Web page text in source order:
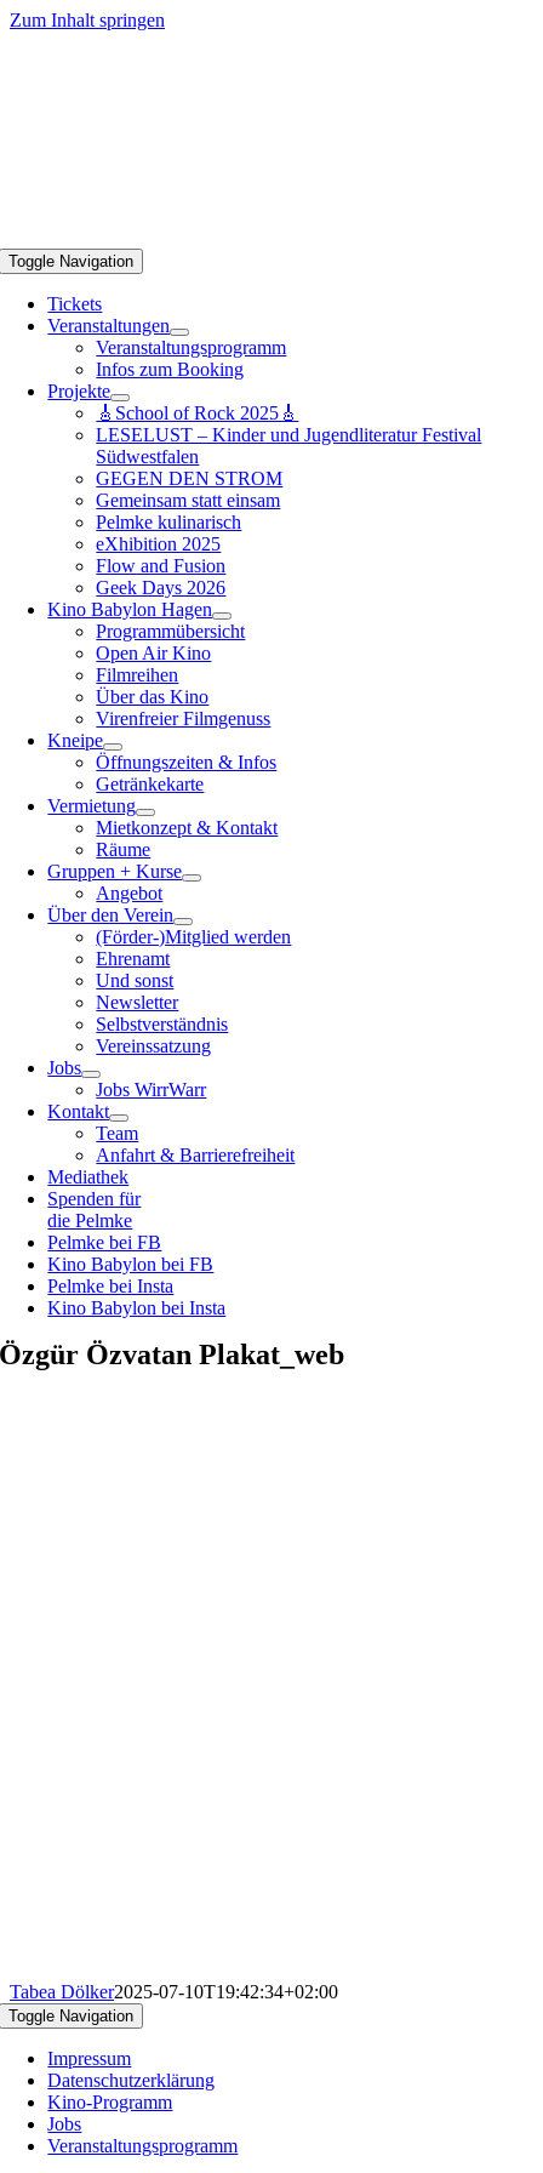
Zum Inhalt springen
Toggle Navigation
Tickets
Veranstaltungen
Veranstaltungsprogramm
Infos zum Booking
Projekte
🎸School of Rock 2025🎸
LESELUST – Kinder und Jugendliteratur Festival
Südwestfalen
GEGEN DEN STROM
Gemeinsam statt einsam
Pelmke kulinarisch
eXhibition 2025
Flow and Fusion
Geek Days 2026
Kino Babylon Hagen
Programmübersicht
Open Air Kino
Filmreihen
Über das Kino
Virenfreier Filmgenuss
Kneipe
Öffnungszeiten & Infos
Getränkekarte
Vermietung
Mietkonzept & Kontakt
Räume
Gruppen + Kurse
Angebot
Über den Verein
(Förder-)Mitglied werden
Ehrenamt
Und sonst
Newsletter
Selbstverständnis
Vereinssatzung
Jobs
Jobs WirrWarr
Kontakt
Team
Anfahrt & Barrierefreiheit
Mediathek
Spenden für
die Pelmke
Pelmke bei FB
Kino Babylon bei FB
Pelmke bei Insta
Kino Babylon bei Insta
Özgür Özvatan Plakat_web
Tabea Dölker2025-07-10T19:42:34+02:00
Toggle Navigation
Impressum
Datenschutzerklärung
Kino-Programm
Jobs
Veranstaltungsprogramm